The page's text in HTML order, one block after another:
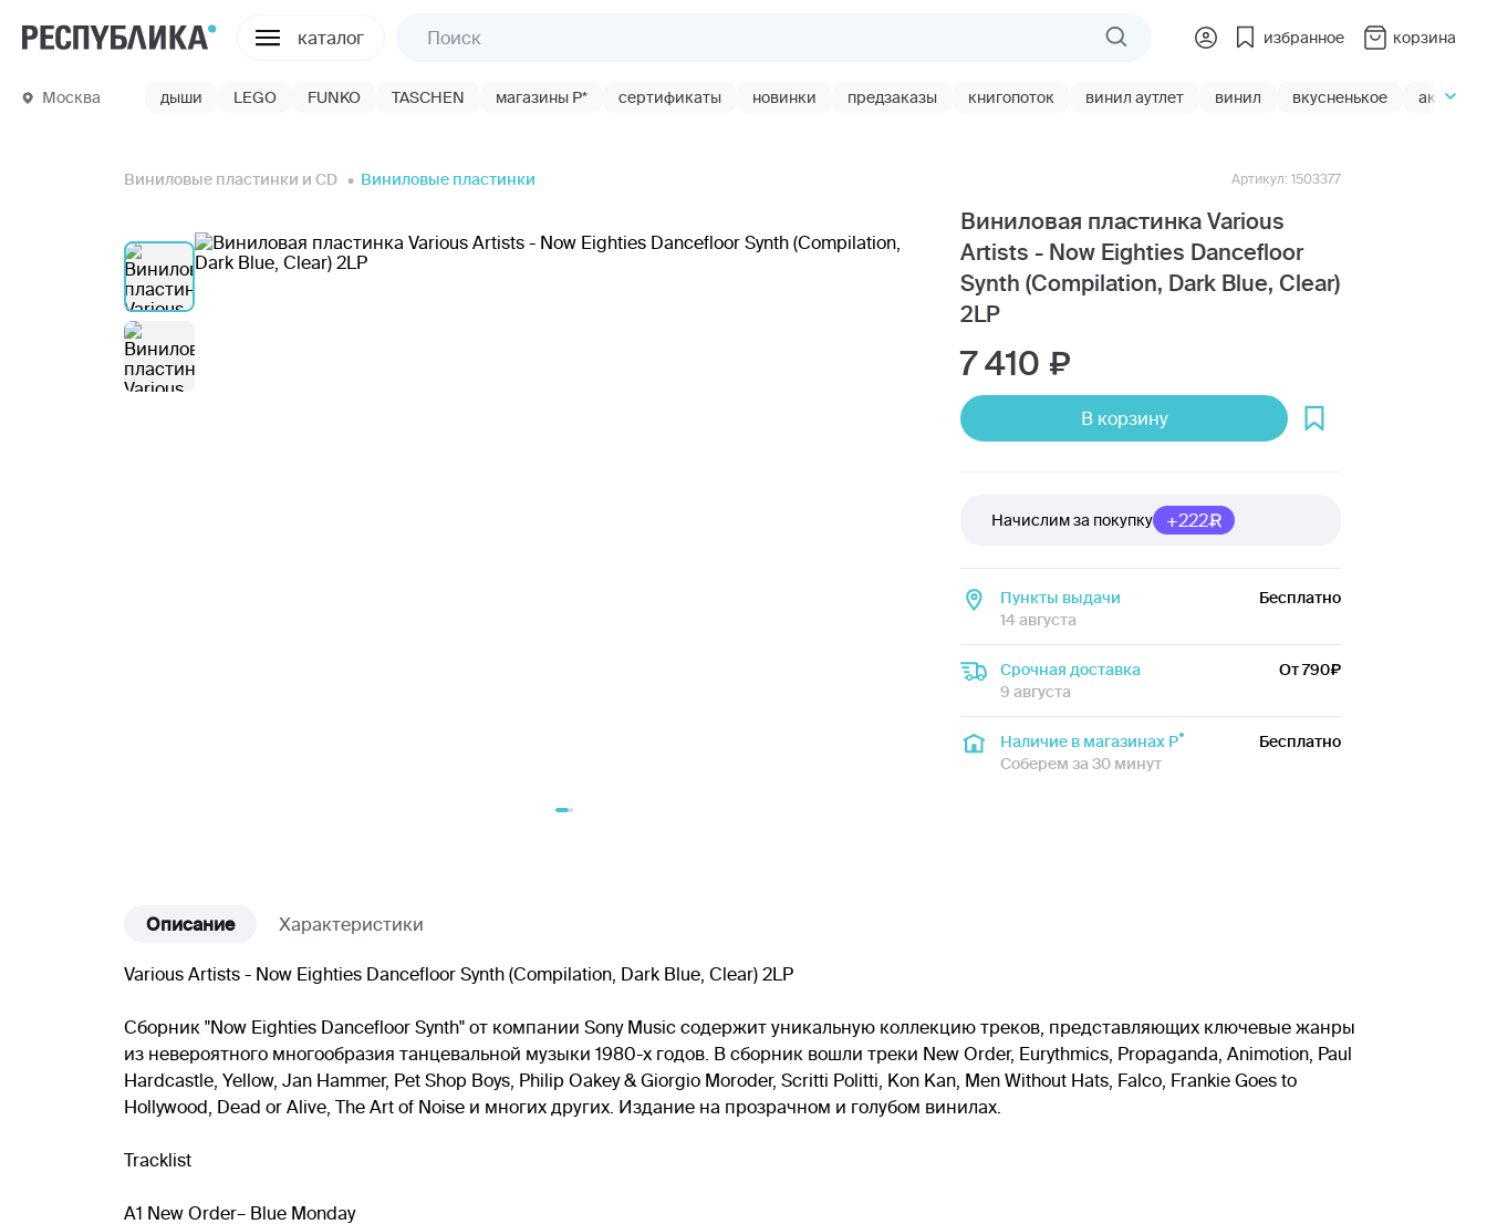
каталог избранное корзина
Москва дыши LEGO FUNKO TASCHEN магазины Р* сертификаты новинки предзаказы книгопоток винил аутлет винил вкусненькое акции
Виниловые пластинки и CD Виниловые пластинки
Виниловая пластинка Various
Artists - Now Eighties Dancefloor
Synth (Compilation, Dark Blue, Clear)
2LP
Артикул: 1503377
7 410
В корзину
Начислим за покупку +222
Пункты выдачи
14 августа
Бесплатно
Срочная доставка
9 августа
От 790
Наличие в магазинах Р
Соберем за 30 минут
Бесплатно
Описание Характеристики
Various Artists - Now Eighties Dancefloor Synth (Compilation, Dark Blue, Clear) 2LP
Сборник "Now Eighties Dancefloor Synth" от компании Sony Music содержит уникальную коллекцию треков, представляющих ключевые жанры
из невероятного многообразия танцевальной музыки 1980-х годов. В сборник вошли треки New Order, Eurythmics, Propaganda, Animotion, Paul
Hardcastle, Yellow, Jan Hammer, Pet Shop Boys, Philip Oakey & Giorgio Moroder, Scritti Politti, Kon Kan, Men Without Hats, Falco, Frankie Goes to
Hollywood, Dead or Alive, The Art of Noise и многих других. Издание на прозрачном и голубом винилах.
Tracklist
A1 New Order– Blue Monday